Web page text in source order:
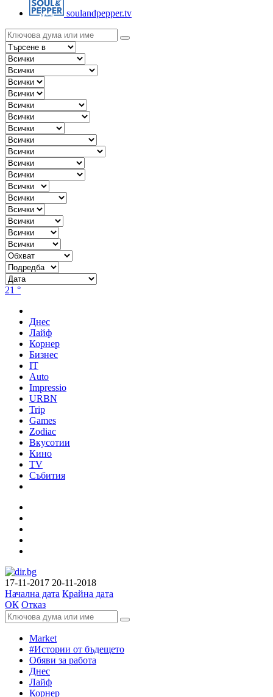
soulandpepper.tv
21 °
Днес
Лайф
Корнер
Бизнес
IT
Auto
Impressio
URBN
Trip
Games
Zodiac
Вкусотии
Кино
TV
Събития
17-11-2017 20-11-2018
Начална дата Крайна дата
ОК Отказ
Market
#Истории от бъдещето
Обяви за работа
Днес
Лайф
Корнер